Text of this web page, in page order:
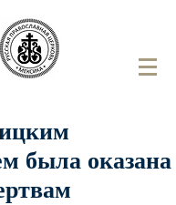
была оказана